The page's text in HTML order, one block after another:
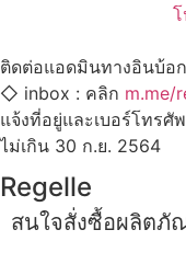
ติดต่อแอดมินทาง​อินบ้อ
◇ inbox : คลิก m.me/
แจ้งที่อยู่และเบอร์โทรศั
ไม่เกิน​ 30​ ก.ย. 2564
Regelle
สนใจสั่งซื้อผลิตภั